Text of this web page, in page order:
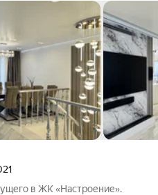
в ЖК «Настроение».